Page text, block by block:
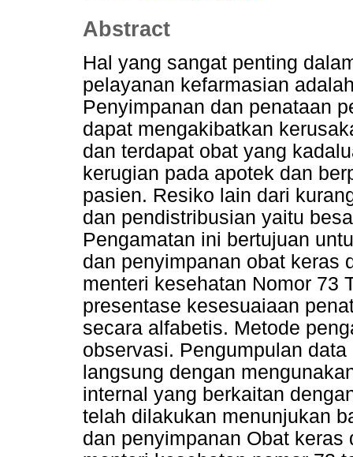
Abstract
Hal yang sangat penting
pelayanan kefarmasian
Penyimpanan dan penataan
dapat mengakibatkan
dan terdapat obat yang
kerugian pada apotek dan
pasien. Resiko lain dari
dan pendistribusian yaitu
Pengamatan ini bertujuan
dan penyimpanan obat keras
menteri kesehatan Nomor 73
presentase kesesuaiaan
secara alfabetis. Metode
observasi. Pengumpulan
langsung dengan
internal yang berkaitan
telah dilakukan menunjukan
dan penyimpanan Obat keras